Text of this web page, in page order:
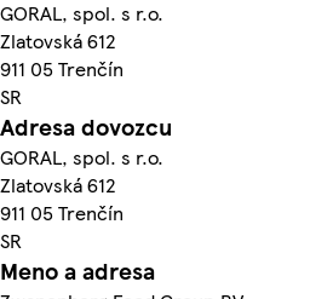
GORAL, spol. s r.o.
Zlatovská 612
911 05 Trenčín
SR
Adresa dovozcu
GORAL, spol. s r.o.
Zlatovská 612
911 05 Trenčín
SR
Meno a adresa